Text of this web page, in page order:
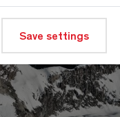
Save settings